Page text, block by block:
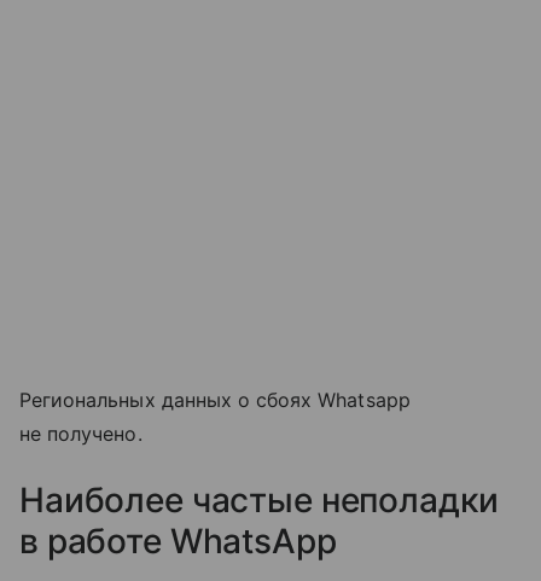
Региональных данных о сбоях Whatsapp
не получено.
Наиболее частые неполадки
в работе WhatsApp